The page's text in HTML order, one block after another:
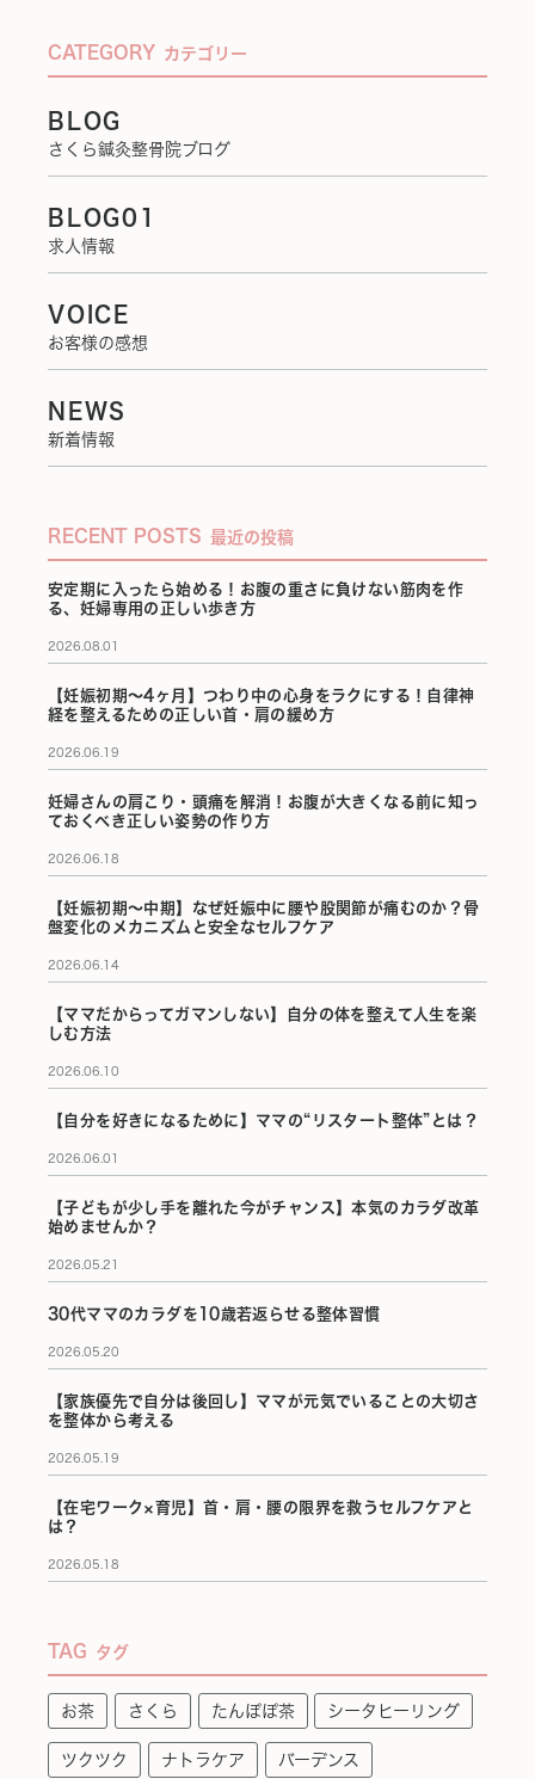
CATEGORY カテゴリー
BLOG
さくら鍼灸整骨院ブログ
BLOG01
求人情報
VOICE
お客様の感想
NEWS
新着情報
RECENT POSTS 最近の投稿
安定期に入ったら始める！お腹の重さに負けない筋肉を作
る、妊婦専用の正しい歩き方
2026.08.01
【妊娠初期〜4ヶ月】つわり中の心身をラクにする！自律神
経を整えるための正しい首・肩の緩め方
2026.06.19
妊婦さんの肩こり・頭痛を解消！お腹が大きくなる前に知っ
ておくべき正しい姿勢の作り方
2026.06.18
【妊娠初期〜中期】なぜ妊娠中に腰や股関節が痛むのか？骨
盤変化のメカニズムと安全なセルフケア
2026.06.14
【ママだからってガマンしない】自分の体を整えて人生を楽
しむ方法
2026.06.10
【自分を好きになるために】ママの“リスタート整体”とは？
2026.06.01
【子どもが少し手を離れた今がチャンス】本気のカラダ改革
始めませんか？
2026.05.21
30代ママのカラダを10歳若返らせる整体習慣
2026.05.20
【家族優先で自分は後回し】ママが元気でいることの大切さ
を整体から考える
2026.05.19
【在宅ワーク×育児】首・肩・腰の限界を救うセルフケアと
は？
2026.05.18
TAG タグ
お茶 さくら たんぽぽ茶 シータヒーリング
ツクツク ナトラケア バーデンス